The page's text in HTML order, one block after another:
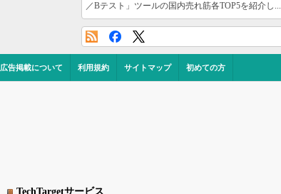
／Bテスト」ツールの国内売れ筋各TOP5を紹介し...
広告掲載について 利用規約 サイトマップ 初めての方
TechTargetサービス